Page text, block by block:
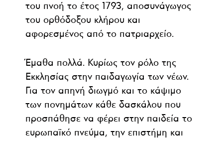
του πνοή το έτος 1793, αποσυνάγωγος
του ορθόδοξου κλήρου και
αφορεσμένος από το πατριαρχείο.
Έμαθα πολλά. Κυρίως τον ρόλο της
Εκκλησίας στην παιδαγωγία των νέων.
Για τον απηνή διωγμό και το κάψιμο
των πονημάτων κάθε δασκάλου που
προσπάθησε να φέρει στην παιδεία το
ευρωπαϊκό πνεύμα, την επιστήμη και